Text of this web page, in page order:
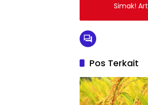
Simak!
Pos Terkait